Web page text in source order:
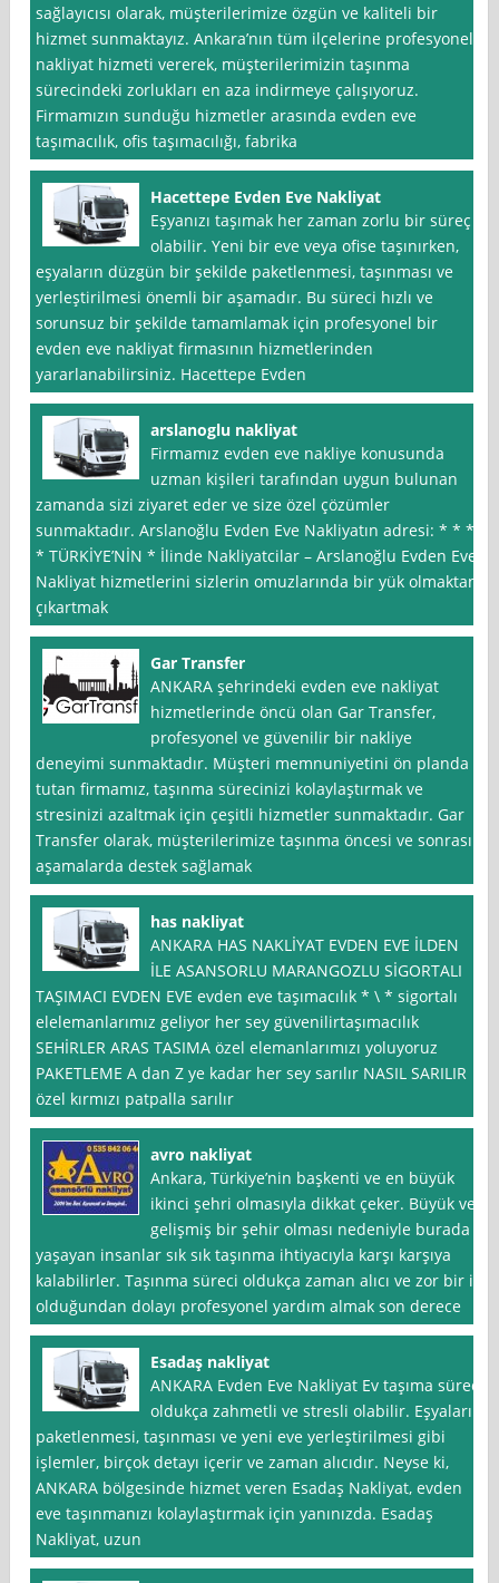
sağlayıcısı olarak, müşterilerimize özgün ve kaliteli bir
hizmet sunmaktayız. Ankara’nın tüm ilçelerine profesyonel
nakliyat hizmeti vererek, müşterilerimizin taşınma
sürecindeki zorlukları en aza indirmeye çalışıyoruz.
Firmamızın sunduğu hizmetler arasında evden eve
taşımacılık, ofis taşımacılığı, fabrika
Hacettepe Evden Eve Nakliyat
Eşyanızı taşımak her zaman zorlu bir süreç
olabilir. Yeni bir eve veya ofise taşınırken,
eşyaların düzgün bir şekilde paketlenmesi, taşınması ve
yerleştirilmesi önemli bir aşamadır. Bu süreci hızlı ve
sorunsuz bir şekilde tamamlamak için profesyonel bir
evden eve nakliyat firmasının hizmetlerinden
yararlanabilirsiniz. Hacettepe Evden
arslanoglu nakliyat
Firmamız evden eve nakliye konusunda
uzman kişileri tarafından uygun bulunan
zamanda sizi ziyaret eder ve size özel çözümler
sunmaktadır. Arslanoğlu Evden Eve Nakliyatın adresi: * * *
* TÜRKİYE’NİN * İlinde Nakliyatcilar – Arslanoğlu Evden Eve
Nakliyat hizmetlerini sizlerin omuzlarında bir yük olmaktan
çıkartmak
Gar Transfer
ANKARA şehrindeki evden eve nakliyat
hizmetlerinde öncü olan Gar Transfer,
profesyonel ve güvenilir bir nakliye
deneyimi sunmaktadır. Müşteri memnuniyetini ön planda
tutan firmamız, taşınma sürecinizi kolaylaştırmak ve
stresinizi azaltmak için çeşitli hizmetler sunmaktadır. Gar
Transfer olarak, müşterilerimize taşınma öncesi ve sonrası
aşamalarda destek sağlamak
has nakliyat
ANKARA HAS NAKLİYAT EVDEN EVE İLDEN
İLE ASANSORLU MARANGOZLU SİGORTALI
TAŞIMACI EVDEN EVE evden eve taşımacılık * \ * sigortalı
elelemanlarımız geliyor her sey güvenilirtaşımacılık
SEHİRLER ARAS TASIMA özel elemanlarımızı yoluyoruz
PAKETLEME A dan Z ye kadar her sey sarılır NASIL SARILIR
özel kırmızı patpalla sarılır
avro nakliyat
Ankara, Türkiye’nin başkenti ve en büyük
ikinci şehri olmasıyla dikkat çeker. Büyük ve
gelişmiş bir şehir olması nedeniyle burada
yaşayan insanlar sık sık taşınma ihtiyacıyla karşı karşıya
kalabilirler. Taşınma süreci oldukça zaman alıcı ve zor bir iş
olduğundan dolayı profesyonel yardım almak son derece
Esadaş nakliyat
ANKARA Evden Eve Nakliyat Ev taşıma süreci
oldukça zahmetli ve stresli olabilir. Eşyaların
paketlenmesi, taşınması ve yeni eve yerleştirilmesi gibi
işlemler, birçok detayı içerir ve zaman alıcıdır. Neyse ki,
ANKARA bölgesinde hizmet veren Esadaş Nakliyat, evden
eve taşınmanızı kolaylaştırmak için yanınızda. Esadaş
Nakliyat, uzun